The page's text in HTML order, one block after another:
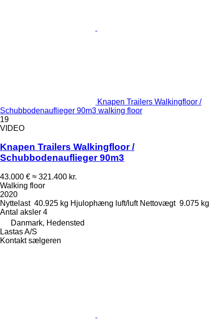
Knapen Trailers Walkingfloor /
Schubbodenauflieger 90m3 walking floor
19
VIDEO
Knapen Trailers Walkingfloor /
Schubbodenauflieger 90m3
43.000 € ≈ 321.400 kr.
Walking floor
2020
Nyttelast 40.925 kg Hjulophæng luft/luft Nettovægt 9.075 kg
Antal aksler 4
Danmark, Hedensted
Lastas A/S
Kontakt sælgeren